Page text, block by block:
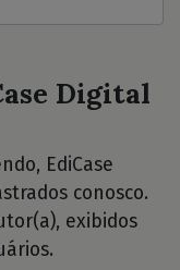
Digital
EdiCase
conosco.
exibidos